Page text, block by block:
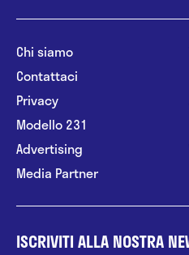
Chi siamo
Contattaci
Privacy
Modello 231
Advertising
Media Partner
ISCRIVITI ALLA NOSTRA